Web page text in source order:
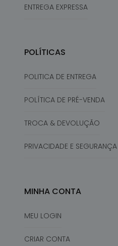
ENTREGA EXPRESSA
POLÍTICAS
POLITICA DE ENTREGA
POLÍTICA DE PRÉ-VENDA
TROCA & DEVOLUÇÃO
PRIVACIDADE E SEGURANÇA
MINHA CONTA
MEU LOGIN
CRIAR CONTA